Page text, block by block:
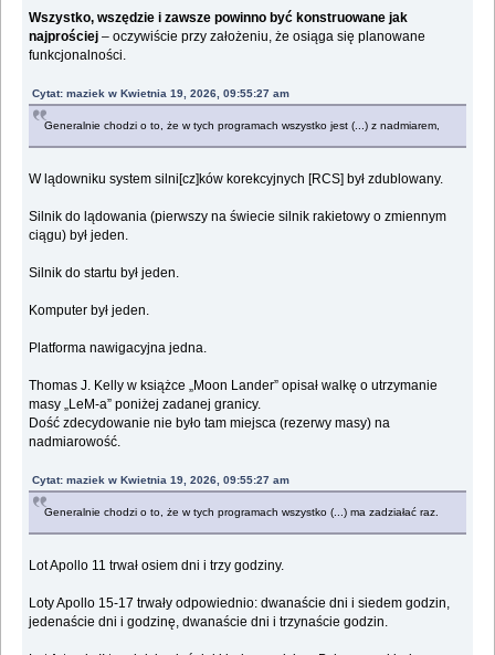
Wszystko, wszędzie i zawsze powinno być konstruowane jak
najprościej – oczywiście przy założeniu, że osiąga się planowane
funkcjonalności.
Cytat: maziek w Kwietnia 19, 2026, 09:55:27 am
Generalnie chodzi o to, że w tych programach wszystko jest (...) z nadmiarem,
W lądowniku system silni[cz]ków korekcyjnych [RCS] był zdublowany.
Silnik do lądowania (pierwszy na świecie silnik rakietowy o zmiennym
ciągu) był jeden.
Silnik do startu był jeden.
Komputer był jeden.
Platforma nawigacyjna jedna.
Thomas J. Kelly w książce „Moon Lander” opisał walkę o utrzymanie
masy „LeM-a” poniżej zadanej granicy.
Dość zdecydowanie nie było tam miejsca (rezerwy masy) na
nadmiarowość.
Cytat: maziek w Kwietnia 19, 2026, 09:55:27 am
Generalnie chodzi o to, że w tych programach wszystko (...) ma zadziałać raz.
Lot Apollo 11 trwał osiem dni i trzy godziny.
Loty Apollo 15-17 trwały odpowiednio: dwanaście dni i siedem godzin,
jedenaście dni i godzinę, dwanaście dni i trzynaście godzin.